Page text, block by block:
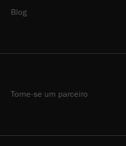
Blog
Torne-se um parceiro